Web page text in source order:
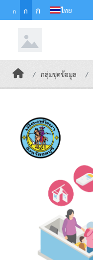
Skip to main content
ก ก ก ไทย
กลุ่มชุดข้อมูล